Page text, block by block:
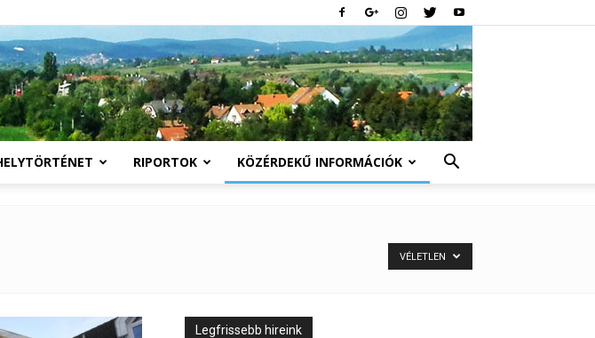
Solymár
RIPORTOK KÖZÉRDEKŰ INFORMÁCIÓK
VÉLETLEN
Legfrissebb hireink